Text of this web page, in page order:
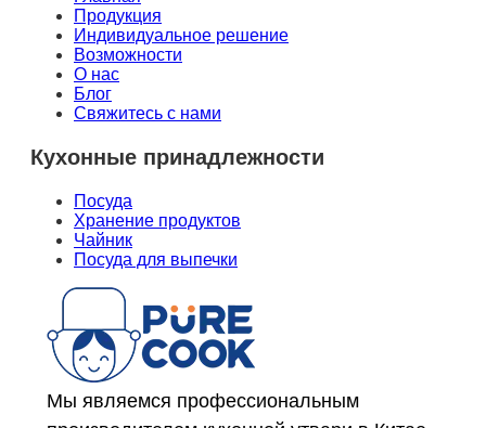
Продукция
Индивидуальное решение
Возможности
О нас
Блог
Свяжитесь с нами
Кухонные принадлежности
Посуда
Хранение продуктов
Чайник
Посуда для выпечки
Мы являемся профессиональным